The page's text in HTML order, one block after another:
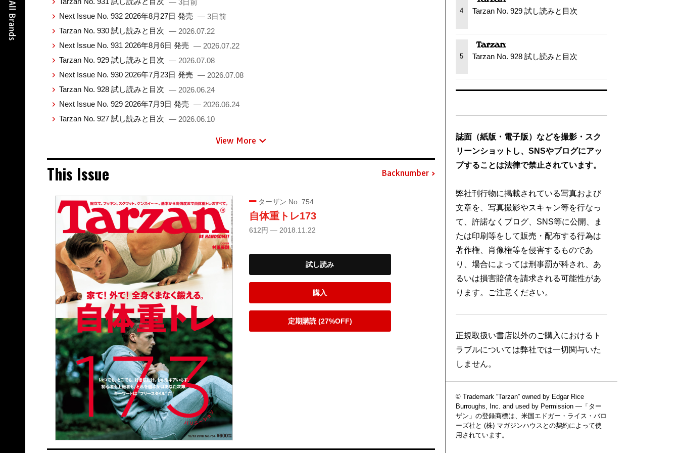
Next Issue No. 932 2026年8月27日 発売 — 3日前
Tarzan No. 930 試し読みと目次 — 2026.07.22
Next Issue No. 931 2026年8月6日 発売 — 2026.07.22
Tarzan No. 929 試し読みと目次 — 2026.07.08
Next Issue No. 930 2026年7月23日 発売 — 2026.07.08
Tarzan No. 928 試し読みと目次 — 2026.06.24
Next Issue No. 929 2026年7月9日 発売 — 2026.06.24
Tarzan No. 927 試し読みと目次 — 2026.06.10
View More
This Issue Backnumber
ターザン No. 754
自体重トレ173
612円 — 2018.11.22
試し読み
購入
定期購読 (27%OFF)
4 Tarzan No. 929 試し読みと目次
5 Tarzan No. 928 試し読みと目次
誌面（紙版・電子版）などを撮影・スク
リーンショットし、SNSやブログにアッ
プすることは法律で禁止されています。
弊社刊行物に掲載されている写真および
文章を、写真撮影やスキャン等を行なっ
て、許諾なくブログ、SNS等に公開、ま
たは印刷等をして販売・配布する行為は
著作権、肖像権等を侵害するものであ
り、場合によっては刑事罰が科され、あ
るいは損害賠償を請求される可能性があ
ります。ご注意ください。
正規取扱い書店以外のご購入におけるト
ラブルについては弊社では一切関与いた
しません。
© Trademark “Tarzan” owned by Edgar Rice
Burroughs, Inc. and used by Permission —「ター
ザン」の登録商標は、米国エドガー・ライス・バロ
ーズ社と (株) マガジンハウスとの契約によって使
用されています。